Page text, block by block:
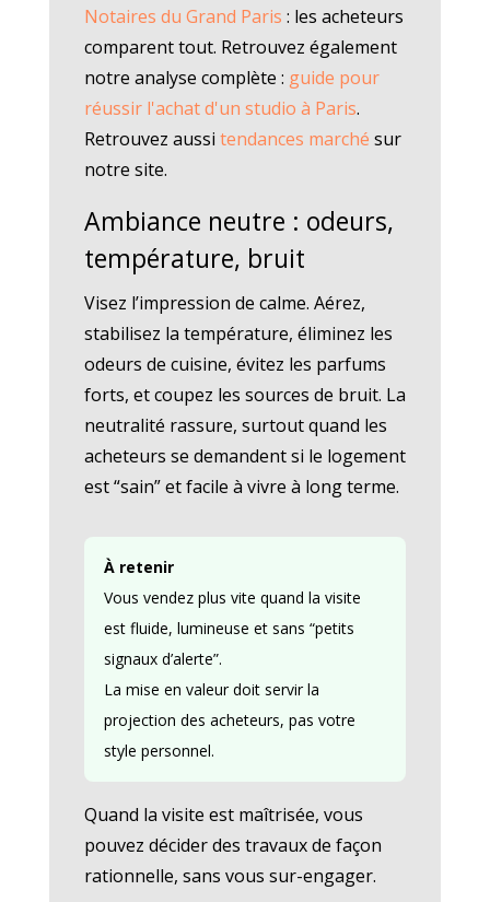
Notaires du Grand Paris : les acheteurs
comparent tout. Retrouvez également
notre analyse complète : guide pour
réussir l'achat d'un studio à Paris.
Retrouvez aussi tendances marché sur
notre site.
Ambiance neutre : odeurs,
température, bruit
Visez l’impression de calme. Aérez,
stabilisez la température, éliminez les
odeurs de cuisine, évitez les parfums
forts, et coupez les sources de bruit. La
neutralité rassure, surtout quand les
acheteurs se demandent si le logement
est “sain” et facile à vivre à long terme.
À retenir
Vous vendez plus vite quand la visite
est fluide, lumineuse et sans “petits
signaux d’alerte”.
La mise en valeur doit servir la
projection des acheteurs, pas votre
style personnel.
Quand la visite est maîtrisée, vous
pouvez décider des travaux de façon
rationnelle, sans vous sur-engager.